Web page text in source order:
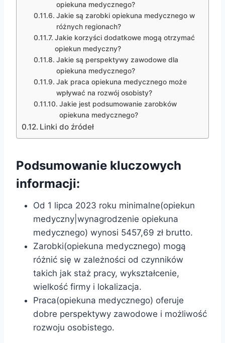
opiekuna medycznego?
Jakie są zarobki opiekuna medycznego w
różnych regionach?
Jakie korzyści dodatkowe mogą otrzymać
opiekun medyczny?
Jakie są perspektywy zawodowe dla
opiekuna medycznego?
Jak praca opiekuna medycznego może
wpływać na rozwój osobisty?
Jakie jest podsumowanie zarobków
opiekuna medycznego?
Linki do źródeł
Podsumowanie kluczowych
informacji:
Od 1 lipca 2023 roku minimalne(opiekun
medyczny|wynagrodzenie opiekuna
medycznego) wynosi 5457,69 zł brutto.
Zarobki(opiekuna medycznego) mogą
różnić się w zależności od czynników
takich jak staż pracy, wykształcenie,
wielkość firmy i lokalizacja.
Praca(opiekuna medycznego) oferuje
dobre perspektywy zawodowe i możliwość
rozwoju osobistego.